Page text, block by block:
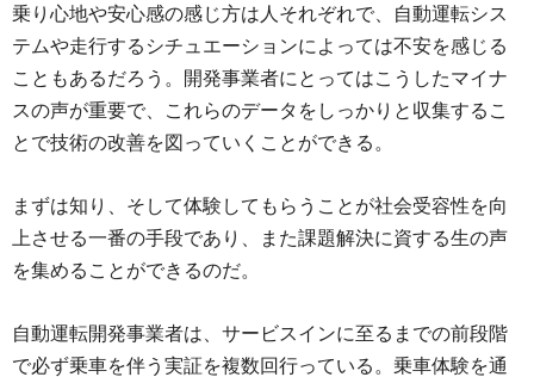
乗り心地や安心感の感じ方は人それぞれで、自動運転シス
テムや走行するシチュエーションによっては不安を感じる
こともあるだろう。開発事業者にとってはこうしたマイナ
スの声が重要で、これらのデータをしっかりと収集するこ
とで技術の改善を図っていくことができる。
まずは知り、そして体験してもらうことが社会受容性を向
上させる一番の手段であり、また課題解決に資する生の声
を集めることができるのだ。
自動運転開発事業者は、サービスインに至るまでの前段階
で必ず乗車を伴う実証を複数回行っている。乗車体験を通